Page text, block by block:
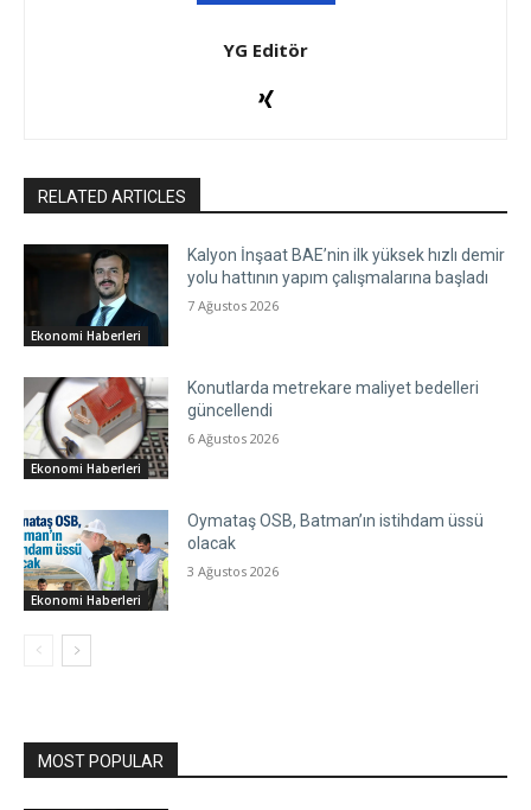
YG Editör
RELATED ARTICLES
Ekonomi Haberleri
Kalyon İnşaat BAE’nin ilk yüksek hızlı demir
yolu hattının yapım çalışmalarına başladı
7 Ağustos 2026
Ekonomi Haberleri
Konutlarda metrekare maliyet bedelleri
güncellendi
6 Ağustos 2026
Ekonomi Haberleri
Oymataş OSB, Batman’ın istihdam üssü
olacak
3 Ağustos 2026
MOST POPULAR